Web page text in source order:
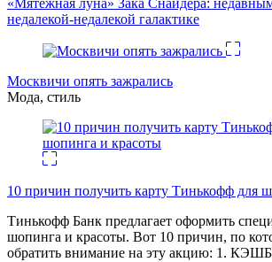
«Мятежная луна» Зака Снайдера:
недалекой-недалекой галактике
Москвичи опять зажрались
Мода, стиль
10 причин получить карту Тинькофф для
Тинькофф Банк предлагает оформить
шопинга и красоты. Вот 10 причин, по
обратить внимание на эту акцию: 1.